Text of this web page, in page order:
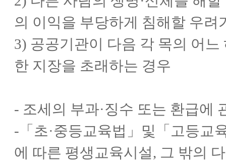
의 이익을 부당하게 침해할 우려
3) 공공기관이 다음 각 목의 어
한 지장을 초래하는 경우
- 조세의 부과·징수 또는 환급에
-「초·중등교육법」및「고등교
에 따른 평생교육시설, 그 밖의